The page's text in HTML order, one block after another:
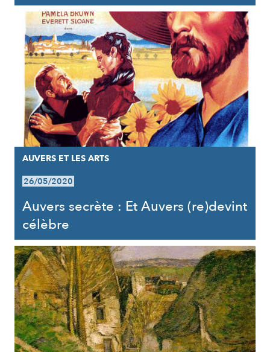
AUVERS ET LES ARTS
26/05/2020
Auvers secrète : Et Auvers (re)devint
célèbre